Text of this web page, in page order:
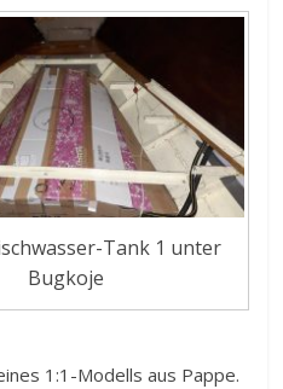
Tank 1 unter
Bugkoje
1:1-Modells aus Pappe.